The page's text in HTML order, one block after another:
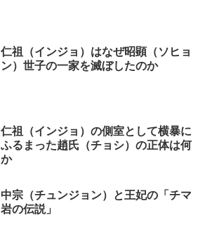
仁祖（インジョ）はなぜ昭顕（ソヒョ
ン）世子の一家を滅ぼしたのか
仁祖（インジョ）の側室として横暴に
ふるまった趙氏（チョシ）の正体は何
か
中宗（チュンジョン）と王妃の「チマ
岩の伝説」